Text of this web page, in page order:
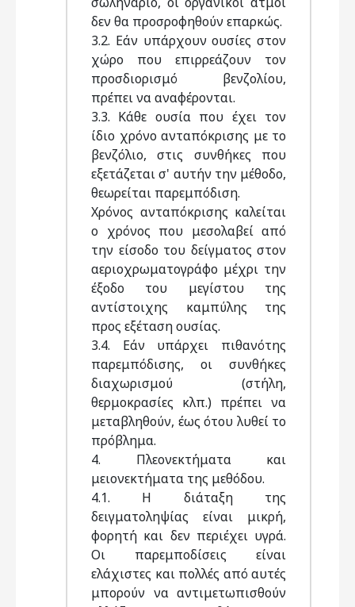
δεν θα προσροφηθούν επαρκώς.
3.2. Εάν υπάρχουν ουσίες στον
χώρο που επιρρεάζουν τον
προσδιορισμό βενζολίου,
πρέπει να αναφέρονται.
3.3. Κάθε ουσία που έχει τον
ίδιο χρόνο ανταπόκρισης με το
βενζόλιο, στις συνθήκες που
εξετάζεται σ' αυτήν την μέθοδο,
θεωρείται παρεμπόδιση.
Χρόνος ανταπόκρισης καλείται
ο χρόνος που μεσολαβεί από
την είσοδο του δείγματος στον
αεριοχρωματογράφο μέχρι την
έξοδο του μεγίστου της
αντίστοιχης καμπύλης της
προς εξέταση ουσίας.
3.4. Εάν υπάρχει πιθανότης
παρεμπόδισης, οι συνθήκες
διαχωρισμού (στήλη,
θερμοκρασίες κλπ.) πρέπει να
μεταβληθούν, έως ότου λυθεί το
πρόβλημα.
4. Πλεονεκτήματα και
μειονεκτήματα της μεθόδου.
4.1. Η διάταξη της
δειγματοληψίας είναι μικρή,
φορητή και δεν περιέχει υγρά.
Οι παρεμποδίσεις είναι
ελάχιστες και πολλές από αυτές
μπορούν να αντιμετωπισθούν